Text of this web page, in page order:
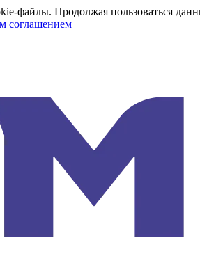
файлы. Продолжая пользоваться
соглашением